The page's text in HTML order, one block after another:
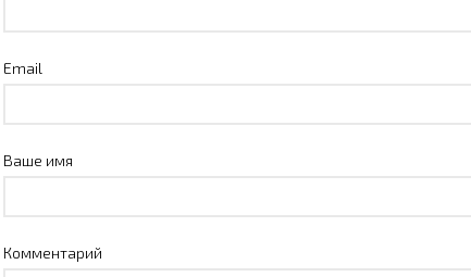
Email
Ваше имя
Комментарий